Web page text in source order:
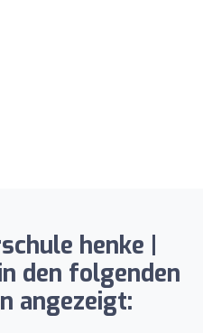
henke |
den folgenden
angezeigt: